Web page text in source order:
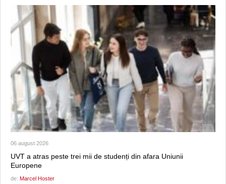
06 august 2026
UVT a atras peste trei mii de studenți din afara Uniunii
Europene
de: Marcel Hoster